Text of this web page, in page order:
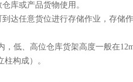
库或产品货物使用。
达任意货位进行存储作业，存储
，低、高位仓库货架高度一般在
柱构成）。